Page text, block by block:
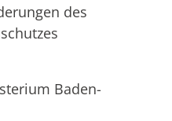
des
Baden-